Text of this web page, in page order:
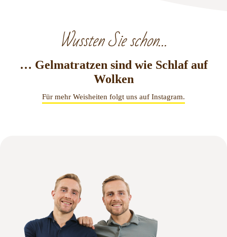
Wussten Sie schon…
… Gelmatratzen sind wie Schlaf auf
Wolken
Für mehr Weisheiten folgt uns auf Instagram.